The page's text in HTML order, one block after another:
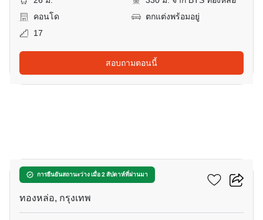
คอนโด
ตกแต่งพร้อมอยู่
17
สอบถามตอนนี้
การยืนยันสถานะว่าง เมื่อ 2 สัปดาห์ที่ผ่านมา
คัลเจอร์ ทองหล่อ
ทองหล่อ, กรุงเทพ